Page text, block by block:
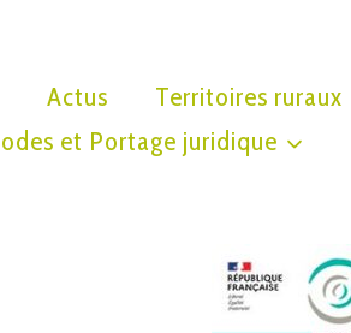
Actus Territoires ruraux
et Portage juridique